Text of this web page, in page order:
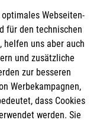
Webseiten-
für den technischen
helfen uns aber auch
und zusätzliche
zur besseren
Werbekampagnen,
dass Cookies
werden. Sie